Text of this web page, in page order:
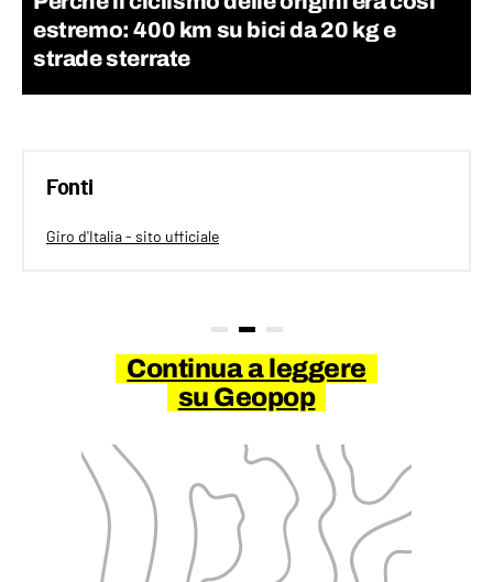
estremo: 400 km su bici da 20 kg e
strade sterrate
Fonti
Giro d'Italia - sito ufficiale
Continua a leggere
su Geopop